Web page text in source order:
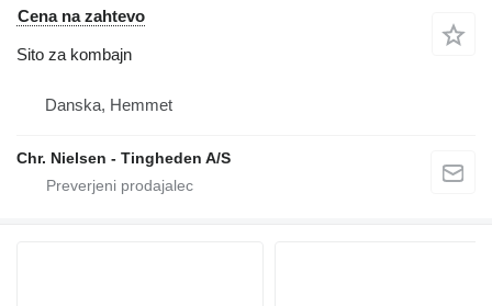
Cena na zahtevo
Sito za kombajn
Danska, Hemmet
Chr. Nielsen - Tingheden A/S